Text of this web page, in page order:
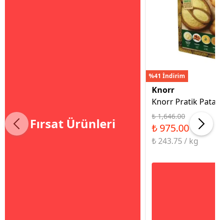
Fırsat Ürünleri
%41 İndirim
Knorr
Knorr Pratik
₺ 1,646.00
₺ 975.00
₺ 243.75 / kg